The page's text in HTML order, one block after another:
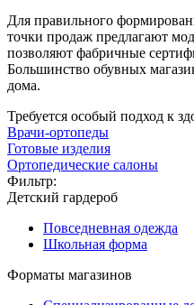
Для правильного
точки продаж предлагают
позволяют фабричные
Большинство обувных
дома.
Требуется особый подход к
Врачи-ортопеды
Готовые изделия
Ортопедические салоны
Фильтр:
Детский гардероб
Повседневная одежда
Школьная форма
Форматы магазинов